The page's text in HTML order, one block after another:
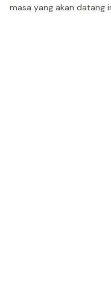
masa yang akan datang